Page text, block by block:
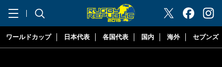
"ラグビーリパブリック"
ワールドカップ 日本代表 各国代表 国内 海外 セブンズ